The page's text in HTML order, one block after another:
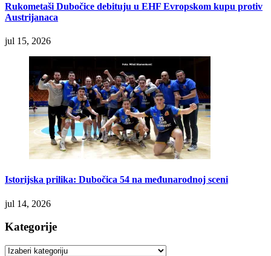
Rukometaši Dubočice debituju u EHF Evropskom kupu protiv
Austrijanaca
jul 15, 2026
Istorijska prilika: Dubočica 54 na međunarodnoj sceni
jul 14, 2026
Kategorije
Kategorije